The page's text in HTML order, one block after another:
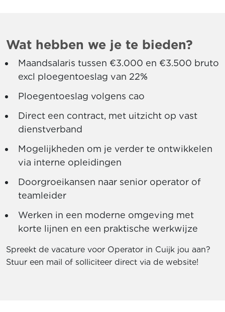
Wat hebben we je te bieden?
Maandsalaris tussen €3.000 en €3.500 bruto
excl ploegentoeslag van 22%
Ploegentoeslag volgens cao
Direct een contract, met uitzicht op vast
dienstverband
Mogelijkheden om je verder te ontwikkelen
via interne opleidingen
Doorgroeikansen naar senior operator of
teamleider
Werken in een moderne omgeving met
korte lijnen en een praktische werkwijze
Spreekt de vacature voor Operator in Cuijk jou aan?
Stuur een mail of solliciteer direct via de website!